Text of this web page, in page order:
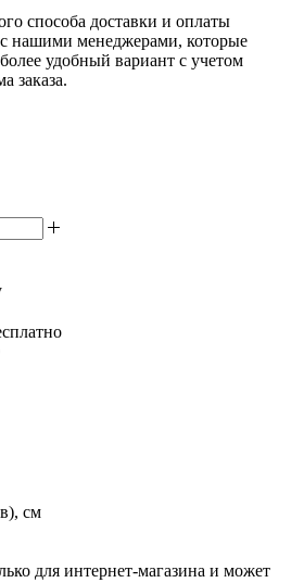
способа доставки и оплаты
с нашими менеджерами, которые
удобный вариант с учетом
заказа.
см
для интернет-магазина и может